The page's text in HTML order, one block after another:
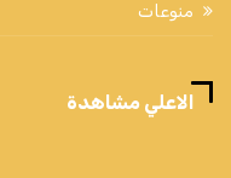
منوعات
الاعلي مشاهدة